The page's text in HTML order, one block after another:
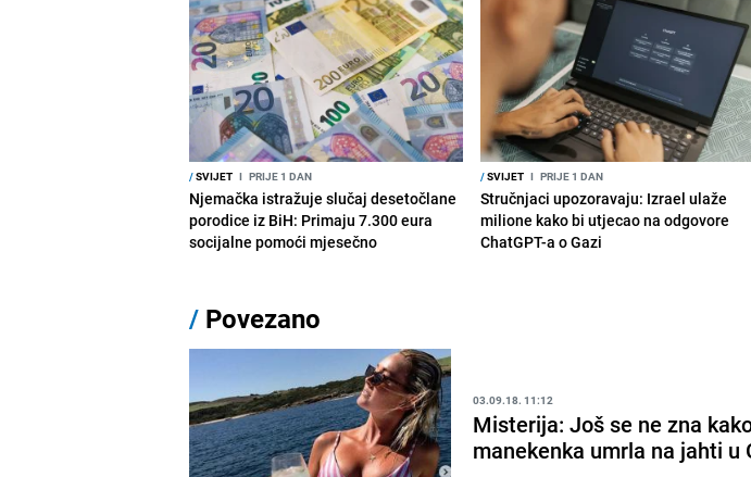
/SVIJET I PRIJE 1 DAN
Njemačka istražuje slučaj desetočlane
porodice iz BiH: Primaju 7.300 eura
socijalne pomoći mjesečno
/SVIJET I PRIJE 1 DAN
Stručnjaci upozoravaju: Izrael ulaže
milione kako bi utjecao na odgovore
ChatGPT-a o Gazi
/ Povezano
03.09.18. 11:12
Misterija: Još se ne zna
manekenka umrla na jahti u